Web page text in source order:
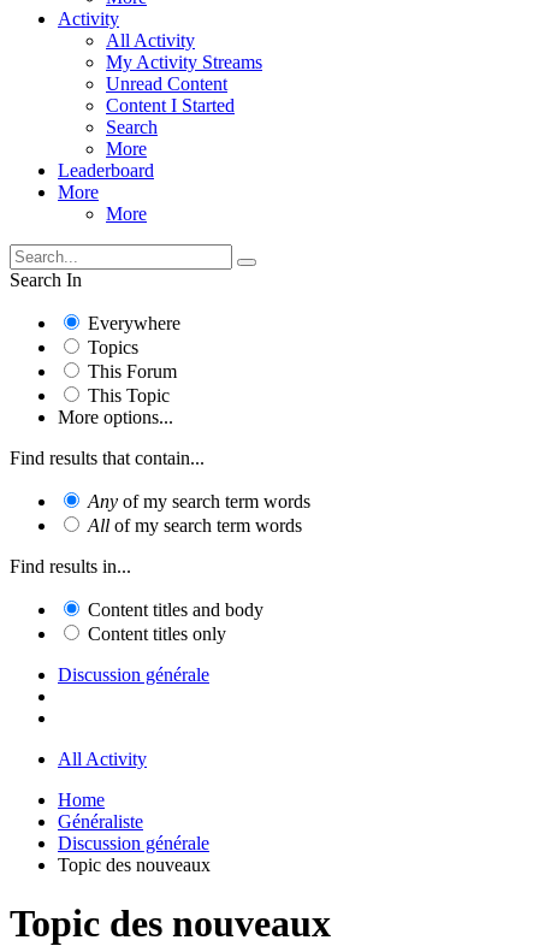
Activity
All Activity
My Activity Streams
Unread Content
Content I Started
Search
More
Leaderboard
More
More
Search In
Everywhere
Topics
This Forum
This Topic
More options...
Find results that contain...
Any of my search term words
All of my search term words
Find results in...
Content titles and body
Content titles only
Discussion générale
All Activity
Home
Généraliste
Discussion générale
Topic des nouveaux
Topic des nouveaux